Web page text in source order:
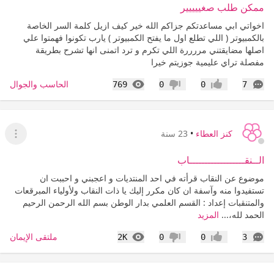
ممكن طلب صغييييير
اخواتي ابي مساعدتكم جزاكم الله خير كيف ازيل كلمة السر الخاصة
بالكمبيوتر ( اللي تطلع اول ما يفتح الكمبيوتر ) يارب تكونوا فهمتوا علي
اصلها مضايقتني مررررة اللي تكرم و ترد اتمنى انها تشرح بطريقة
مفصلة تراي عليمية جوزيتم خيرا
7
التعليقات إعجاب0 عدم إعجاب
0
769
المشاهدات الحاسب والجوال
كنز العطاء • 23 سنة
عرض
الــنقــــــــــــــــــاب
موضوع عن النقاب قرأته في احد المنتديات و اعجبني و احببت ان
تستفيدوا منه وآسفة ان كان مكرر إليك يا ذات النقاب ولأولياء المبرقعات
والمتنقبات إعداد : القسم العلمي بدار الوطن بسم الله الرحمن الرحيم
الحمد لله،... المزيد
3
التعليقات إعجاب0 عدم إعجاب
0
2K
المشاهدات ملتقى الإيمان